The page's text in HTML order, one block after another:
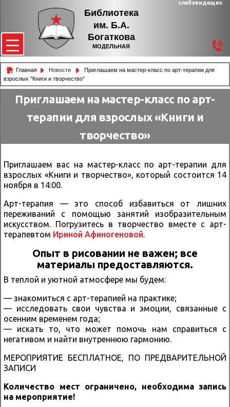
Библиотека
им. Б.А.
Богаткова
МОДЕЛЬНАЯ
слабовидящих
Главная Новости
Приглашаем на мастер-класс по арт-терапии для
взрослых "Книги и творчество"
Приглашаем на мастер-класс по арт-
терапии для взрослых «Книги и
творчество»
Приглашаем вас на мастер-класс по арт-терапии для
взрослых «Книги и творчество», который состоится 14
ноября в 14:00.
Арт-терапия — это способ избавиться от лишних
переживаний с помощью занятий изобразительным
искусством. Погрузитесь в творчество вместе с арт-
терапевтом Ириной Афиногеновой.
Опыт в рисовании не важен; все
материалы предоставляются.
В теплой и уютной атмосфере мы будем:
— знакомиться с арт-терапией на практике;
— исследовать свои чувства и эмоции, связанные с
осенним временем года;
— искать то, что может помочь нам справиться с
негативом и найти внутреннюю гармонию.
МЕРОПРИЯТИЕ БЕСПЛАТНОЕ, ПО ПРЕДВАРИТЕЛЬНОЙ
ЗАПИСИ
Количество мест ограничено, необходима запись
на мероприятие!